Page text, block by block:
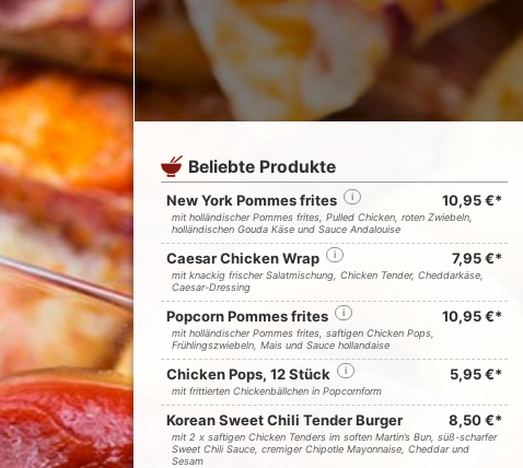
Beliebte Produkte
New York Pommes frites i 10,95 €*
mit holländischer Pommes frites, Pulled Chicken, roten Zwiebeln,
holländischen Gouda Käse und Sauce Andalouise
Caesar Chicken Wrap i 7,95 €*
mit knackig frischer Salatmischung, Chicken Tender, Cheddarkäse,
Caesar-Dressing
Popcorn Pommes frites i 10,95 €*
mit holländischer Pommes frites, saftigen Chicken Pops,
Frühlingszwiebeln, Mais und Sauce hollandaise
Chicken Pops, 12 Stück i 5,95 €*
mit frittierten Chickenbällchen in Popcornform
Korean Sweet Chili Tender Burger 8,50 €*
mit 2 x saftigen Chicken Tenders im soften Martin’s Bun, süß-scharfer
Sweet Chili Sauce, cremiger Chipotle Mayonnaise, Cheddar und
Sesam